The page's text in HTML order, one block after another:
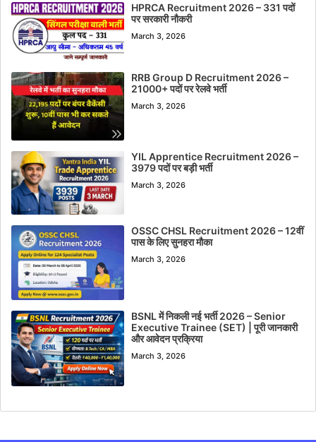
HPRCA Recruitment 2026 – 331 पदों
पर सरकारी नौकरी
March 3, 2026
RRB Group D Recruitment 2026 –
21000+ पदों पर रेलवे भर्ती
March 3, 2026
YIL Apprentice Recruitment 2026 –
3979 पदों पर बड़ी भर्ती
March 3, 2026
OSSC CHSL Recruitment 2026 – 12वीं
पास के लिए सुनहरा मौका
March 3, 2026
BSNL में निकली नई भर्ती 2026 – Senior
Executive Trainee (SET) | पूरी जानकारी
और आवेदन प्रक्रिया
March 3, 2026